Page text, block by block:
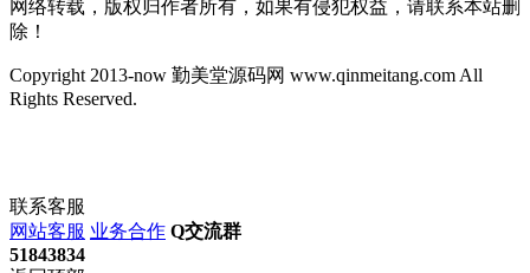
网络转载，版权归作者所有，如果有侵犯权益，请联系本站删
除！
Copyright 2013-now 勤美堂源码网 www.qinmeitang.com All
Rights Reserved.
联系客服
网站客服 业务合作 Q交流群
51843834